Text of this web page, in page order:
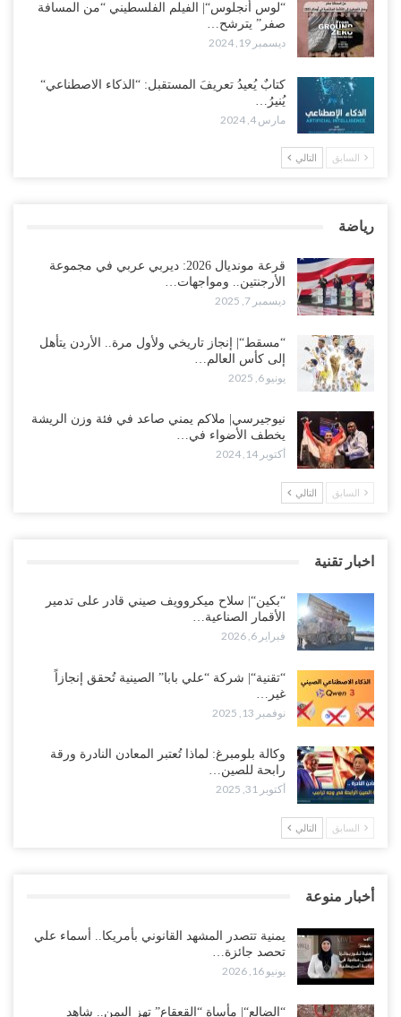
“لوس أنجلوس“| الفيلم الفلسطيني “من المسافة
صفر” يترشح…
ديسمبر 19, 2024
كتابٌ يُعيدُ تعريفَ المستقبل: “الذكاء الاصطناعي“
يُنيرُ…
مارس 4, 2024
السابق التالي
رياضة
قرعة مونديال 2026: ديربي عربي في مجموعة
الأرجنتين.. ومواجهات…
ديسمبر 7, 2025
“مسقط“| إنجاز تاريخي ولأول مرة.. الأردن يتأهل
إلى كأس العالم…
يونيو 6, 2025
نيوجيرسي| ملاكم يمني صاعد في فئة وزن الريشة
يخطف الأضواء في…
أكتوبر 14, 2024
السابق التالي
اخبار تقنية
“بكين“| سلاح ميكروويف صيني قادر على تدمير
الأقمار الصناعية…
فبراير 6, 2026
“تقنية“| شركة “علي بابا” الصينية تُحقق إنجازاً
غير…
نوفمبر 13, 2025
وكالة بلومبرغ: لماذا تُعتبر المعادن النادرة ورقة
رابحة للصين…
أكتوبر 31, 2025
السابق التالي
أخبار منوعة
يمنية تتصدر المشهد القانوني بأمريكا.. أسماء علي
تحصد جائزة…
يونيو 16, 2026
“الضالع“| مأساة “القعقاع” تهز اليمن.. شاهد